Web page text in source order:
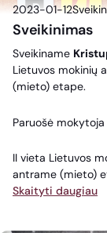
2023-01-12
Sveikinimas
Sveikiname
Lietuvos mokinių
(mieto) etape.
Paruošė
II vieta Lietuvos
antrame (mieto)
Skaityti daugiau